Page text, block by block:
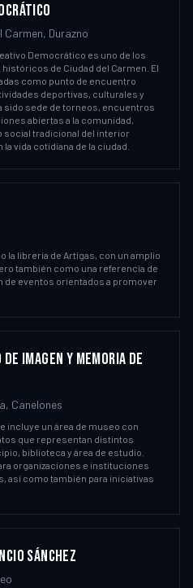
Durazno
Democrático es uno de los
de Ciudad del Carmen. El
como punto de encuentro
deportivas, culturales y
sido sede de torneos, encuentros
abiertas a la comunidad,
social tradicional del interior
vida cotidiana de la ciudad.
la librería de Artigas, con un amplio
también como una referencia de
de eventos orientados a promover
IMAGEN Y MEMORIA DE
Canelones
incluye un área de museo con
que representan distintos
biblioteca y área de estudio.
organizaciones e instituciones
así como también para iniciativas
SÁNCHEZ